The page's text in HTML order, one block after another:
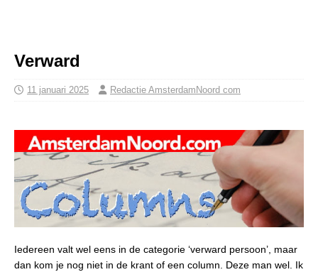
Verward
11 januari 2025 Redactie AmsterdamNoord com
Iedereen valt wel eens in de categorie ‘verward persoon’, maar
dan kom je nog niet in de krant of een column. Deze man wel. Ik